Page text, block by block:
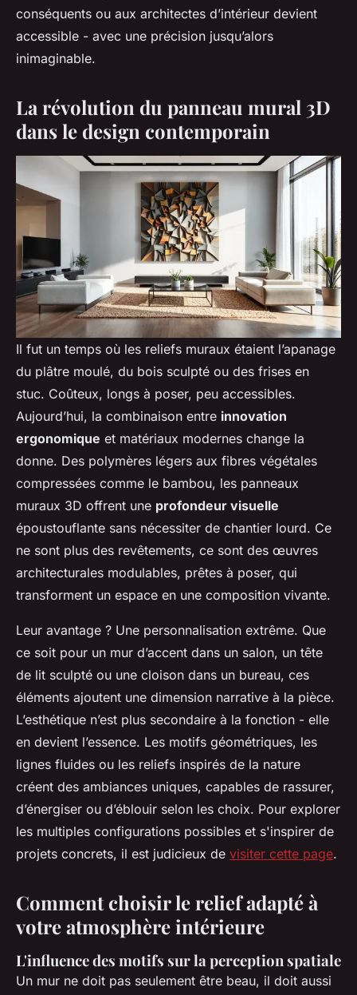
conséquents ou aux architectes d’intérieur devient
accessible - avec une précision jusqu’alors
inimaginable.
La révolution du panneau mural 3D
dans le design contemporain
Il fut un temps où les reliefs muraux étaient l’apanage
du plâtre moulé, du bois sculpté ou des frises en
stuc. Coûteux, longs à poser, peu accessibles.
Aujourd’hui, la combinaison entre innovation
ergonomique et matériaux modernes change la
donne. Des polymères légers aux fibres végétales
compressées comme le bambou, les panneaux
muraux 3D offrent une profondeur visuelle
époustouflante sans nécessiter de chantier lourd. Ce
ne sont plus des revêtements, ce sont des œuvres
architecturales modulables, prêtes à poser, qui
transforment un espace en une composition vivante.
Leur avantage ? Une personnalisation extrême. Que
ce soit pour un mur d’accent dans un salon, un tête
de lit sculpté ou une cloison dans un bureau, ces
éléments ajoutent une dimension narrative à la pièce.
L’esthétique n’est plus secondaire à la fonction - elle
en devient l’essence. Les motifs géométriques, les
lignes fluides ou les reliefs inspirés de la nature
créent des ambiances uniques, capables de rassurer,
d’énergiser ou d’éblouir selon les choix. Pour explorer
les multiples configurations possibles et s'inspirer de
projets concrets, il est judicieux de visiter cette page.
Comment choisir le relief adapté à
votre atmosphère intérieure
L'influence des motifs sur la perception spatiale
Un mur ne doit pas seulement être beau, il doit aussi